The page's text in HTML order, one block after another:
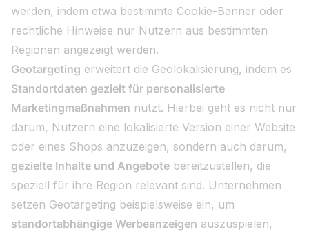
werden, indem etwa bestimmte Cookie-Banner oder
rechtliche Hinweise nur Nutzern aus bestimmten
Regionen angezeigt werden.
Geotargeting erweitert die Geolokalisierung, indem es
Standortdaten gezielt für personalisierte
Marketingmaßnahmen nutzt. Hierbei geht es nicht nur
darum, Nutzern eine lokalisierte Version einer Website
oder eines Shops anzuzeigen, sondern auch darum,
gezielte Inhalte und Angebote bereitzustellen, die
speziell für ihre Region relevant sind. Unternehmen
setzen Geotargeting beispielsweise ein, um
standortabhängige Werbeanzeigen auszuspielen,